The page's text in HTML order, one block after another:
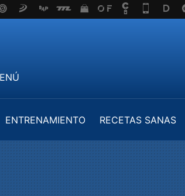
ENTRENAMIENTO RECETAS SANAS